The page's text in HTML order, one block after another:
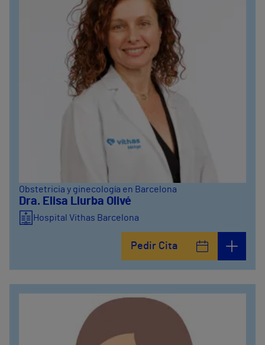
Obstetricia y ginecología en Barcelona
Dra. Elisa Llurba Olivé
Hospital Vithas Barcelona
Pedir Cita